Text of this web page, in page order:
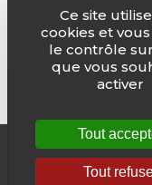
© Justice & Paix -
Ce site
cookies et
le contrôle
que vous
activer
Tout
Tout